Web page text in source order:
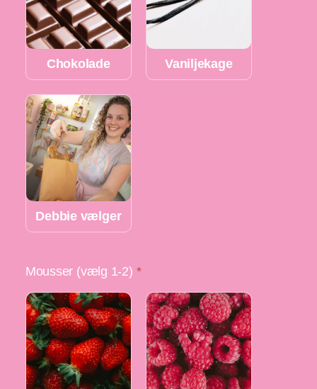
Chokolade Vaniljekage
Debbie vælger
Mousser (vælg 1-2) *